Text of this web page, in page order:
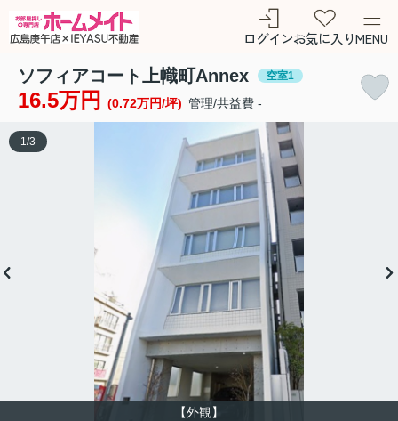
ログインお気に入りMENU
ソフィアコート上幟町Annex 空室1
16.5万円 (0.72万円/坪) 管理/共益費 -
【外観】
1 /3